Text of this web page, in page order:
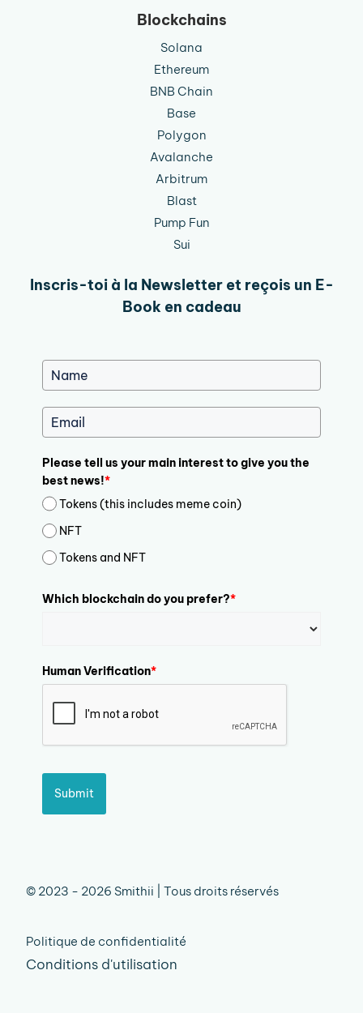
Blockchains
Solana
Ethereum
BNB Chain
Base
Polygon
Avalanche
Arbitrum
Blast
Pump Fun
Sui
Inscris-toi à la Newsletter et reçois un E-
Book en cadeau
Please tell us your main interest to give you the
best news!*
Tokens (this includes meme coin)
NFT
Tokens and NFT
Which blockchain do you prefer?*
Human Verification*
Submit
© 2023 - 2026 Smithii | Tous droits réservés
Politique de confidentialité
Conditions d'utilisation